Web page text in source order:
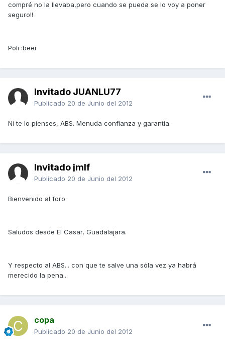
compré no la llevaba,pero cuando se pueda se lo voy a poner
seguro!!
Poli :beer
Invitado JUANLU77
Publicado 20 de Junio del 2012
Ni te lo pienses, ABS. Menuda confianza y garantía.
Invitado jmlf
Publicado 20 de Junio del 2012
Bienvenido al foro
Saludos desde El Casar, Guadalajara.
Y respecto al ABS... con que te salve una sóla vez ya habrá
merecido la pena...
copa
Publicado 20 de Junio del 2012